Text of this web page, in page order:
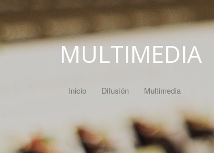
MULTIMEDIA
Inicio Difusión Multimedia